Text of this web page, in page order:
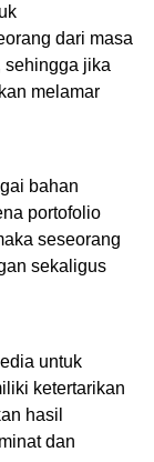
dari masa
sehingga jika
melamar
bahan
portofolio
seseorang
sekaligus
untuk
ketertarikan
hasil
dan